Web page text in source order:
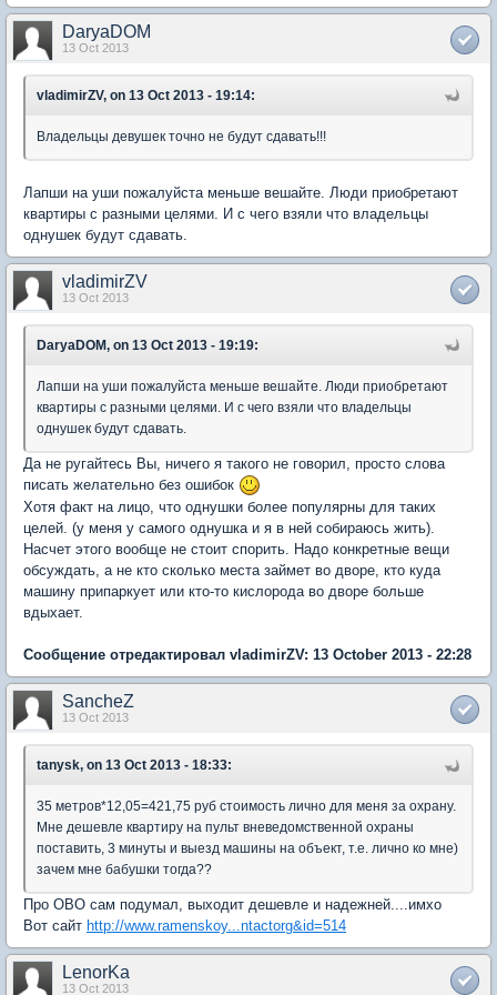
DaryaDOM
13 Oct 2013
vladimirZV, on 13 Oct 2013 - 19:14:
Владельцы девушек точно не будут сдавать!!!
Лапши на уши пожалуйста меньше вешайте. Люди приобретают
квартиры с разными целями. И с чего взяли что владельцы
однушек будут сдавать.
vladimirZV
13 Oct 2013
DaryaDOM, on 13 Oct 2013 - 19:19:
Лапши на уши пожалуйста меньше вешайте. Люди приобретают
квартиры с разными целями. И с чего взяли что владельцы
однушек будут сдавать.
Да не ругайтесь Вы, ничего я такого не говорил, просто слова
писать желательно без ошибок
Хотя факт на лицо, что однушки более популярны для таких
целей. (у меня у самого однушка и я в ней собираюсь жить).
Насчет этого вообще не стоит спорить. Надо конкретные вещи
обсуждать, а не кто сколько места займет во дворе, кто куда
машину припаркует или кто-то кислорода во дворе больше
вдыхает.
Сообщение отредактировал vladimirZV: 13 October 2013 - 22:28
SancheZ
13 Oct 2013
tanysk, on 13 Oct 2013 - 18:33:
35 метров*12,05=421,75 руб стоимость лично для меня за охрану.
Мне дешевле квартиру на пульт вневедомственной охраны
поставить, 3 минуты и выезд машины на объект, т.е. лично ко мне)
зачем мне бабушки тогда??
Про ОВО сам подумал, выходит дешевле и надежней....имхо
Вот сайт http://www.ramenskoy...ntactorg&id=514
LenorKa
13 Oct 2013